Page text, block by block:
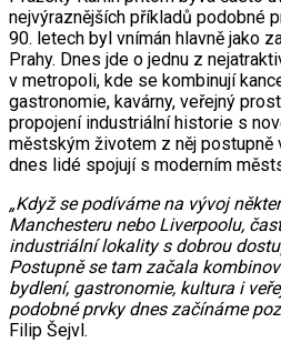
nejvýraznějších příkladů podobné
90. letech byl vnímán hlavně jako
Prahy. Dnes jde o jednu z
v metropoli, kde se kombinují
gastronomie, kavárny, veřejný
propojení industriální historie s
městským životem z něj postupně
dnes lidé spojují s moderním
„Když se podíváme na vývoj
Manchesteru nebo Liverpoolu,
industriální lokality s dobrou
Postupně se tam začala
bydlení, gastronomie, kultura i
podobné prvky dnes začínáme
Filip Šejvl.